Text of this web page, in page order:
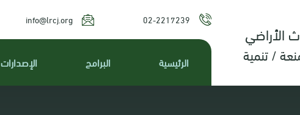
الأراضي
/ تنمية
02-2217239
info@lrcj.org
الرئيسية البرامج الإصدارات